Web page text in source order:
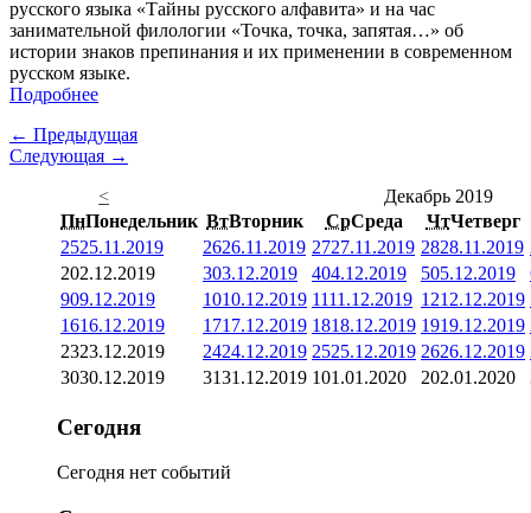
русского языка «Тайны русского алфавита» и на час
занимательной филологии «Точка, точка, запятая…» об
истории знаков препинания и их применении в современном
русском языке.
Подробнее
← Предыдущая
Следующая →
<
Декабрь 2019
ПнПонедельник ВтВторник СрСреда ЧтЧетверг
2525.11.2019 2626.11.2019 2727.11.2019 2828.11.2019
202.12.2019 303.12.2019 404.12.2019 505.12.2019
909.12.2019 1010.12.2019 1111.12.2019 1212.12.2019
1616.12.2019 1717.12.2019 1818.12.2019 1919.12.2019
2323.12.2019 2424.12.2019 2525.12.2019 2626.12.2019
3030.12.2019 3131.12.2019 101.01.2020 202.01.2020
Сегодня
Сегодня нет событий